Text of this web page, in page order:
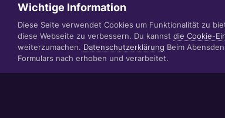
Wichtige Information
Diese Seite verwendet Cookies um Funktionalität zu
diese Webseite zu verbessern. Du kannst die Cookie-
weiterzumachen. Datenschutzerklärung Beim
Formulars nach erhoben und verarbeitet.